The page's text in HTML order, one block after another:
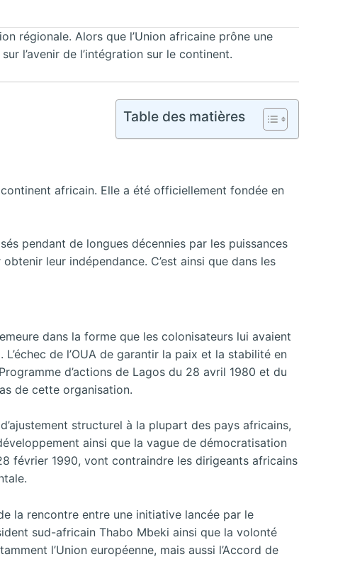
régionale. Alors que l’Union africaine prône une
l’avenir de l’intégration sur le continent.
Table des matières
africain. Elle a été officiellement fondée en
pendant de longues décennies par les puissances
leur indépendance. C’est ainsi que dans les
dans la forme que les colonisateurs lui avaient
de l’OUA de garantir la paix et la stabilité en
d’actions de Lagos du 28 avril 1980 et du
de cette organisation.
structurel à la plupart des pays africains,
ainsi que la vague de démocratisation
février 1990, vont contraindre les dirigeants africains
la rencontre entre une initiative lancée par le
sud-africain Thabo Mbeki ainsi que la volonté
l’Union européenne, mais aussi l’Accord de